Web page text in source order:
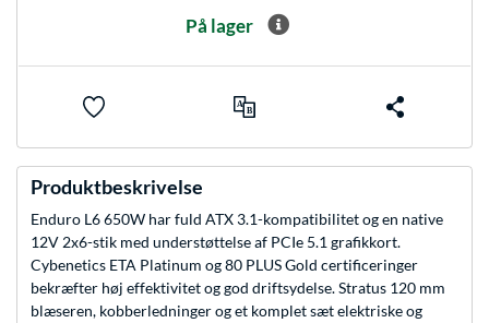
På lager
Produktbeskrivelse
Enduro L6 650W har fuld ATX 3.1-kompatibilitet og en native
12V 2x6-stik med understøttelse af PCIe 5.1 grafikkort.
Cybenetics ETA Platinum og 80 PLUS Gold certificeringer
bekræfter høj effektivitet og god driftsydelse. Stratus 120 mm
blæseren, kobberledninger og et komplet sæt elektriske og